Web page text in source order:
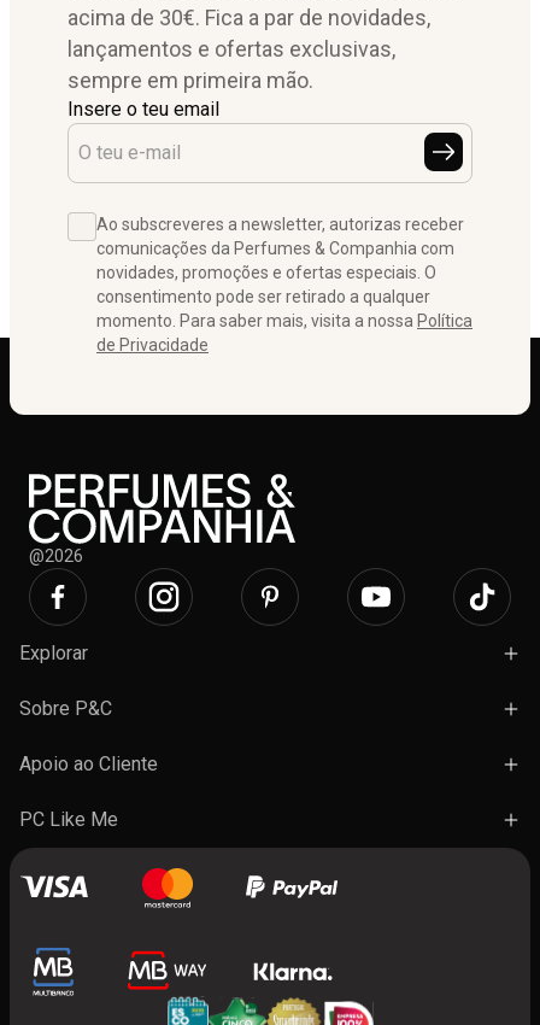
acima de 30€. Fica a par de novidades,
lançamentos e ofertas exclusivas,
sempre em primeira mão.
Insere o teu email
Ao subscreveres a newsletter, autorizas receber
comunicações da Perfumes & Companhia com
novidades, promoções e ofertas especiais. O
consentimento pode ser retirado a qualquer
momento. Para saber mais, visita a nossa Política
de Privacidade
@2026
Explorar
Campanhas
Presentes
Sobre P&C
Lojas e Ações
Apoio ao Cliente
Termos e Condições Gerais de Venda
FAQ's
Contactos
PC Like Me
A minha conta
Benefícios do programa